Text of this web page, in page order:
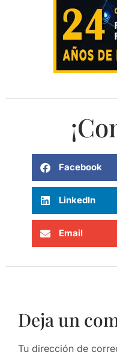
Facebook
LinkedIn
Email
Deja un
Tu dirección de